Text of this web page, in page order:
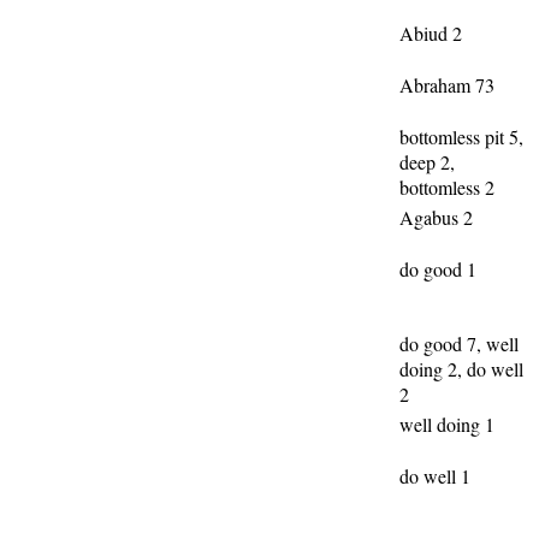
Abiud 2
Abraham 73
bottomless pit 5,
deep 2,
bottomless 2
Agabus 2
do good 1
do good 7, well
doing 2, do well
2
well doing 1
do well 1